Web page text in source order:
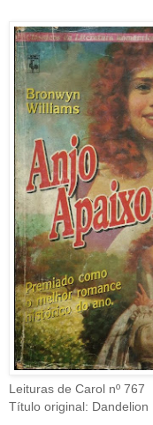
Leituras de Carol nº 767
Título original: Dandelion